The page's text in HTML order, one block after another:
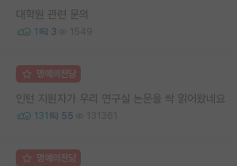
대학원 관련 문의
1 3 1549
명예의전당
인턴 지원자가 우리 연구실 논문을 싹 읽어왔네요
131 55 131361
명예의전당